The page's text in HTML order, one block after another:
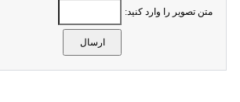
متن تصویر را وارد کنید: